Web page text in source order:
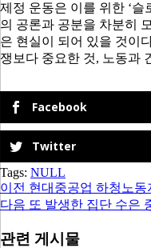
제정 운동은 이를 위한 ‘슬
의 공론과 공분을 차분히
은 현실이 되어 있을 것이
쟁보다 중요한 것, 노동과
Facebook
Twitter
Tags: NULL
이전 현대중공업 하청노
다음 또 발생한 집단 수은
관련 게시물